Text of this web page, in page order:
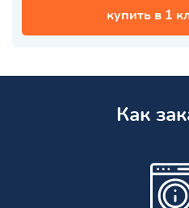
купить в 1
Как